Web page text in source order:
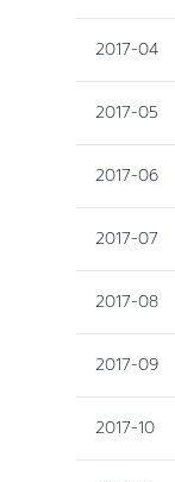
2017-04
2017-05
2017-06
2017-07
2017-08
2017-09
2017-10